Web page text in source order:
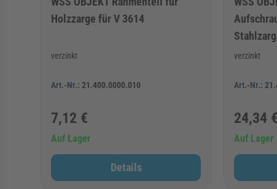
Holzzarge für V 3614
verzinkt
Art.-Nr.: 21.400.0000.010
7,12 €
Auf Lager
Details
verzinkt
Art.-Nr.:
24,34 €
Auf Lager